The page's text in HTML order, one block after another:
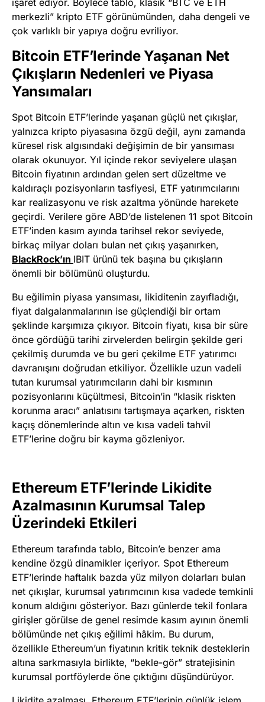
merkezli” kripto ETF görünümünden, daha dengeli ve
çok varlıklı bir yapıya doğru evriliyor.
Bitcoin ETF’lerinde Yaşanan Net
Çıkışların Nedenleri ve Piyasa
Yansımaları
Spot Bitcoin ETF’lerinde yaşanan güçlü net çıkışlar,
yalnızca kripto piyasasına özgü değil, aynı zamanda
küresel risk algısındaki değişimin de bir yansıması
olarak okunuyor. Yıl içinde rekor seviyelere ulaşan
Bitcoin fiyatının ardından gelen sert düzeltme ve
kaldıraçlı pozisyonların tasfiyesi, ETF yatırımcılarını
kar realizasyonu ve risk azaltma yönünde harekete
geçirdi. Verilere göre ABD’de listelenen 11 spot Bitcoin
ETF’inden kasım ayında tarihsel rekor seviyede,
birkaç milyar doları bulan net çıkış yaşanırken,
BlackRock’ın IBIT ürünü tek başına bu çıkışların
önemli bir bölümünü oluşturdu.
Bu eğilimin piyasa yansıması, likiditenin zayıfladığı,
fiyat dalgalanmalarının ise güçlendiği bir ortam
şeklinde karşımıza çıkıyor. Bitcoin fiyatı, kısa bir süre
önce gördüğü tarihi zirvelerden belirgin şekilde geri
çekilmiş durumda ve bu geri çekilme ETF yatırımcı
davranışını doğrudan etkiliyor. Özellikle uzun vadeli
tutan kurumsal yatırımcıların dahi bir kısmının
pozisyonlarını küçültmesi, Bitcoin’in “klasik riskten
korunma aracı” anlatısını tartışmaya açarken, riskten
kaçış dönemlerinde altın ve kısa vadeli tahvil
ETF’lerine doğru bir kayma gözleniyor.
Ethereum ETF’lerinde Likidite
Azalmasının Kurumsal Talep
Üzerindeki Etkileri
Ethereum tarafında tablo, Bitcoin’e benzer ama
kendine özgü dinamikler içeriyor. Spot Ethereum
ETF’lerinde haftalık bazda yüz milyon dolarları bulan
net çıkışlar, kurumsal yatırımcının kısa vadede temkinli
konum aldığını gösteriyor. Bazı günlerde tekil fonlara
girişler görülse de genel resimde kasım ayının önemli
bölümünde net çıkış eğilimi hâkim. Bu durum,
özellikle Ethereum’un fiyatının kritik teknik desteklerin
altına sarkmasıyla birlikte, “bekle-gör” stratejisinin
kurumsal portföylerde öne çıktığını düşündürüyor.